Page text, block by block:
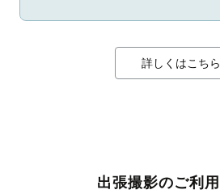
詳しくはこちら
出張撮影のご利